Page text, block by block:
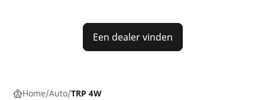
Een dealer vinden
Home Auto TRP 4W